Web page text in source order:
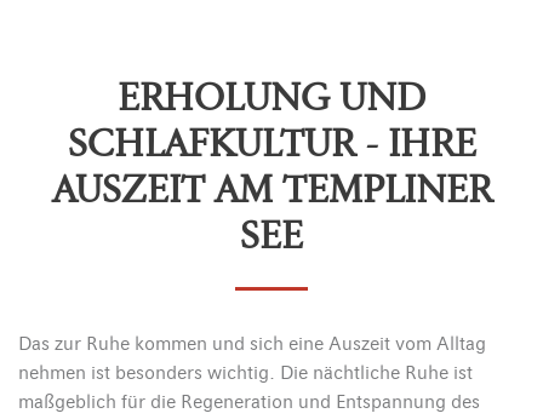
ERHOLUNG UND
SCHLAFKULTUR - IHRE
AUSZEIT AM TEMPLINER
SEE
Das zur Ruhe kommen und sich eine Auszeit vom Alltag
nehmen ist besonders wichtig. Die nächtliche Ruhe ist
maßgeblich für die Regeneration und Entspannung des